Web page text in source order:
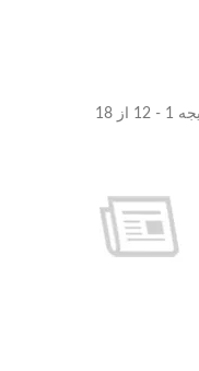
- 12 از 18
حمل